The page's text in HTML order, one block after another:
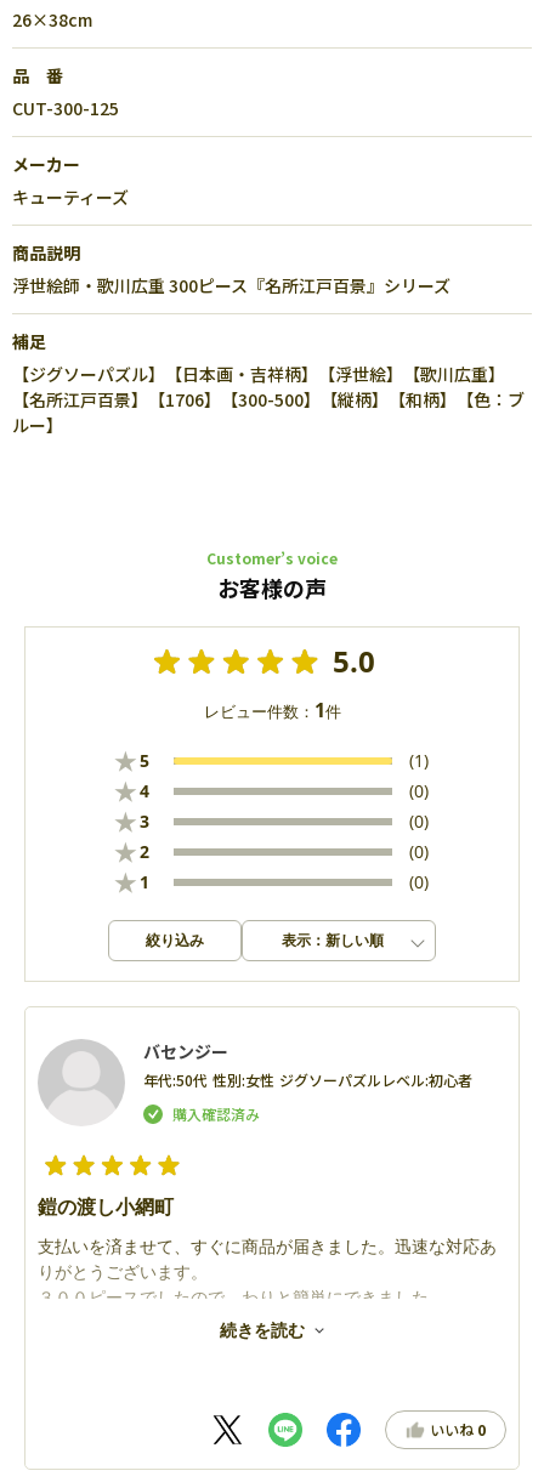
26×38cm
品 番
CUT-300-125
メーカー
キューティーズ
商品説明
浮世絵師・歌川広重 300ピース『名所江戸百景』シリーズ
補足
【ジグソーパズル】【日本画・吉祥柄】【浮世絵】【歌川広重】
【名所江戸百景】【1706】【300-500】【縦柄】【和柄】【色：ブ
ルー】
Customer’s voice
お客様の声
5.0
レビュー件数： 1件
★5 (1)
★4 (0)
★3 (0)
★2 (0)
★ 1 (0)
絞り込み 表示：新しい順
バセンジー
年代:50代 性別:女性 ジグソーパズルレベル:初心者
鎧の渡し小網町
支払いを済ませて、すぐに商品が届きました。迅速な対応あ
りがとうございます。
３００ピースでしたので、わりと簡単にできました。
竹下夢二さんのパズルがあったらなぁと思います。
続きを読む
いいね 0